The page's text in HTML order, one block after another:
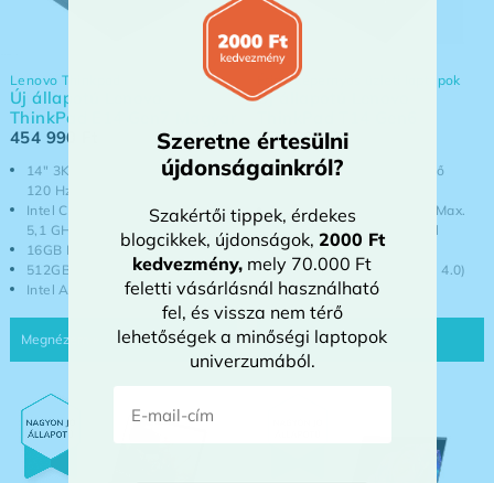
14" 3K IPS (100% sRGB, 400nit,
120 Hz)
Intel Core Ultra 7 255H - Max.
5,1 GHz, 16 mag / 16 szál
16GB DDR5 (5600 MHz)
512GB NVMe SSD (PCIe 4.0)
Intel Arc 140T
Lenovo Thinkpad
Új állapotú Lenovo
ThinkPad E14 Gen7 Magyar
454 990
14" FHD+ IPS érintőkijelző
Intel Core Ultra 7 265U - Max.
5,3 GHz, 12 mag / 14 szál
16GB DDR5 (5600 MHz)
512GB NVme SSD (PCI-e 4.0)
Intel Graphics
Érintőképernyős üzleti laptopok
Új állapotú Lenovo
454 990Ft
Szeretne értesülni
újdonságainkról?
Szakértői tippek, érdekes
blogcikkek, újdonságok, 2000 Ft
kedvezmény, mely 70.000 Ft
feletti vásárlásnál használható
fel, és vissza nem térő
lehetőségek a minőségi laptopok
univerzumából.